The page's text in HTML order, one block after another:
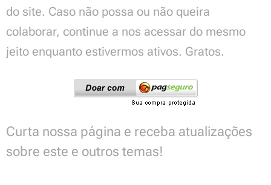
do site. Caso não possa ou não queira
colaborar, continue a nos acessar do mesmo
jeito enquanto estivermos ativos. Gratos.
Curta nossa página e receba atualizações
sobre este e outros temas!